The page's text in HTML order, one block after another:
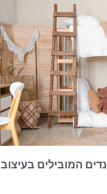
המובילים בעיצוב